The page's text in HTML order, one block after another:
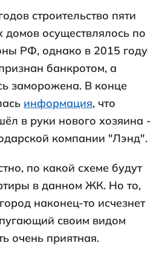
строительство пяти
домов осуществлялось по
РФ, однако в 2015 году
банкротом, а
заморожена. В конце
информация, что
в руки нового хозяина -
компании "Лэнд".
по какой схеме будут
в данном ЖК. Но то,
наконец-то исчезнет
пугающий своим видом
очень приятная.